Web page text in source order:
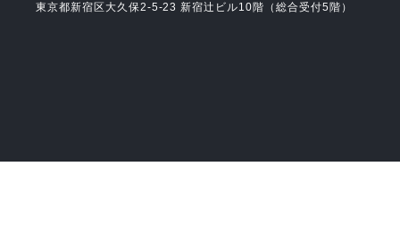
東京都新宿区大久保2-5-23 新宿辻ビル10階（総合受付5階）